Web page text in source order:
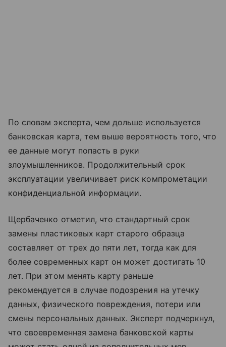
По словам эксперта, чем дольше используется
банковская карта, тем выше вероятность того, что
ее данные могут попасть в руки
злоумышленников. Продолжительный срок
эксплуатации увеличивает риск компрометации
конфиденциальной информации.
Щербаченко отметил, что стандартный срок
замены пластиковых карт старого образца
составляет от трех до пяти лет, тогда как для
более современных карт он может достигать 10
лет. При этом менять карту раньше
рекомендуется в случае подозрения на утечку
данных, физического повреждения, потери или
смены персональных данных. Эксперт подчеркнул,
что своевременная замена банковской карты